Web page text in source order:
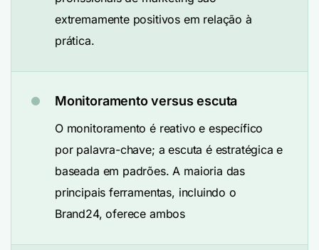
extremamente positivos em relação à
prática.
Monitoramento versus escuta
O monitoramento é reativo e específico
por palavra-chave; a escuta é estratégica e
baseada em padrões. A maioria das
principais ferramentas, incluindo o
Brand24, oferece ambos